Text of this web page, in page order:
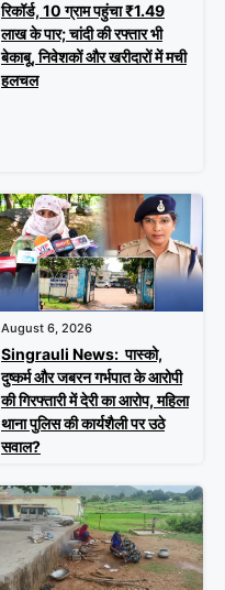
रिकॉर्ड, 10 ग्राम पहुंचा ₹1.49
लाख के पार; चांदी की रफ्तार भी
बेकाबू, निवेशकों और खरीदारों में मची
हलचल
August 6, 2026
Singrauli News: पास्को,
दुष्कर्म और जबरन गर्भपात के आरोपी
की गिरफ्तारी में देरी का आरोप, महिला
थाना पुलिस की कार्यशैली पर उठे
सवाल?